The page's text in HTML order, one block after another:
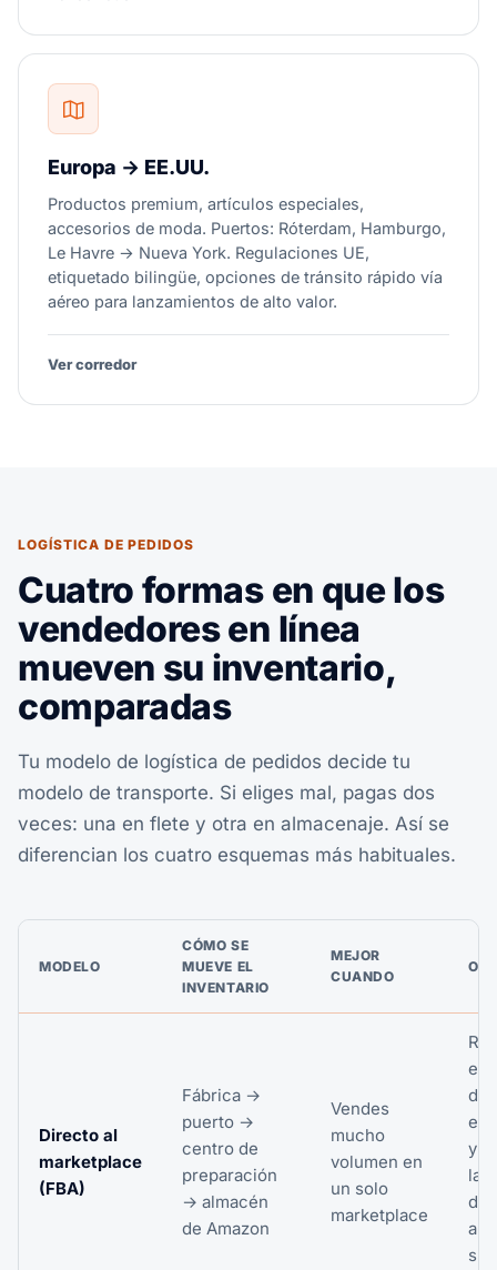
Europa → EE.UU.
Productos premium, artículos especiales,
accesorios de moda. Puertos: Róterdam, Hamburgo,
Le Havre → Nueva York. Regulaciones UE,
etiquetado bilingüe, opciones de tránsito rápido vía
aéreo para lanzamientos de alto valor.
Ver corredor
LOGÍSTICA DE PEDIDOS
Cuatro formas en que los
vendedores en línea
mueven su inventario,
comparadas
Tu modelo de logística de pedidos decide tu
modelo de transporte. Si eliges mal, pagas dos
veces: una en flete y otra en almacenaje. Así se
diferencian los cuatro esquemas más habituales.
MODELO
CÓMO SE
MUEVE EL
INVENTARIO
MEJOR
CUANDO
Directo al
marketplace
(FBA)
Fábrica →
puerto →
centro de
preparación
→ almacén
de Amazon
Vendes
mucho
volumen en
un solo
marketplace
de
y
las
de